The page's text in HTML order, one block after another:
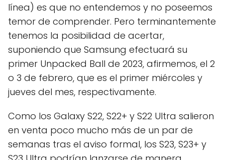
línea) es que no entendemos y no poseemos
temor de comprender. Pero terminantemente
tenemos la posibilidad de acertar,
suponiendo que Samsung efectuará su
primer Unpacked Ball de 2023, afirmemos, el 2
o 3 de febrero, que es el primer miércoles y
jueves del mes, respectivamente.
Como los Galaxy S22, S22+ y S22 Ultra salieron
en venta poco mucho más de un par de
semanas tras el aviso formal, los S23, S23+ y